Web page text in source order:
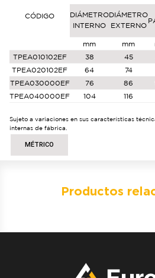
CÓDIGO
DIÁMETRO
INTERNO
DIÁMETRO
EXTERNO
mm mm
TPEA010102EF
38 45
TPEA020102EF
64 74
TPEA030000EF
76 86
TPEA040000EF
104 116
Sujeto a variaciones en sus características
internas de fábrica.
MÉTRICO
Productos